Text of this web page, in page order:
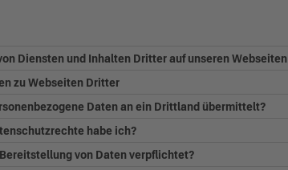
Diensten und Inhalten Dritter auf unseren Webseiten
zu Webseiten Dritter
Daten an ein Drittland übermittelt?
habe ich?
von Daten verpflichtet?